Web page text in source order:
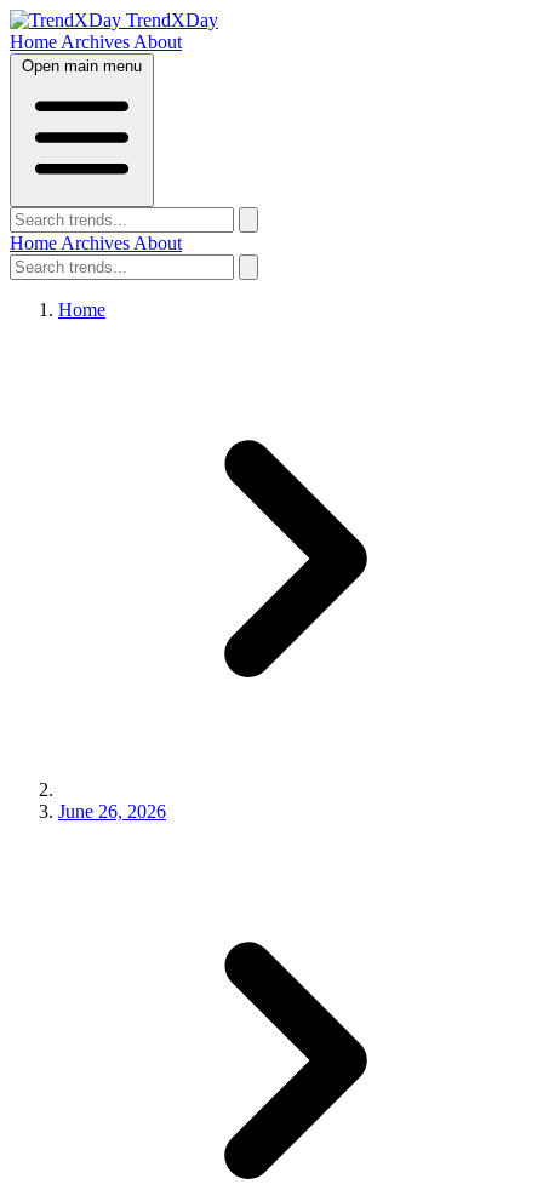
TrendXDay
Home Archives About
Open main menu
Home Archives About
Home
June 26, 2026